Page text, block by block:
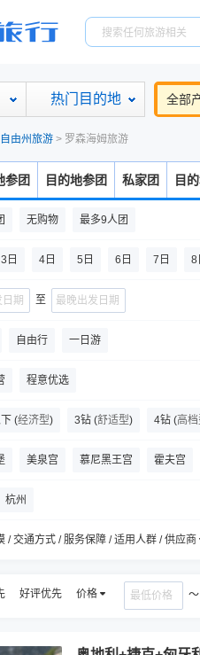
热门目的地 全部
由州旅游 > 罗森海姆旅游
参团 目的地参团 私家团 目
无购物 最多9人团
3日 4日 5日 6日 7日 8
至
自由行 一日游
程意优选
(经济型) 3钻 (舒适型) 4钻 (高
美泉宫 慕尼黑王宫 霍夫宫
文钟
杭州
/ 交通方式 / 服务保障 / 适用人群 / 供应商
好评优先 价格